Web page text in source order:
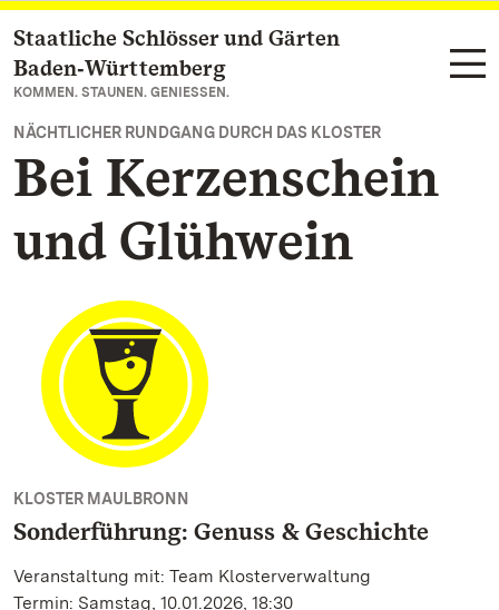
Zum Hauptinhalt springen
Staatliche Schlösser und Gärten
Baden‑Württemberg
KOMMEN. STAUNEN. GENIESSEN.
NÄCHTLICHER RUNDGANG DURCH DAS KLOSTER
Bei Kerzenschein
und Glühwein
KLOSTER MAULBRONN
Sonderführung: Genuss & Geschichte
Veranstaltung mit: Team Klosterverwaltung
Termin: Samstag, 10.01.2026, 18:30